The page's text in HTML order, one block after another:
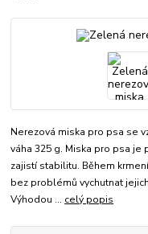
Nerezová miska pro psa se
váha 325 g. Miska pro psa je
zajistí stabilitu. Během
bez problémů vychutnat
Výhodou ... celý popis